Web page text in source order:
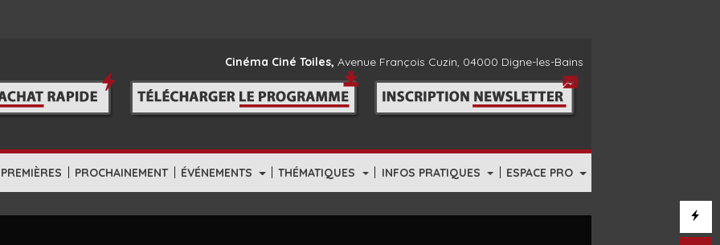
| PROCHAINEMENT | ÉVÉNEMENTS | THÉMATIQUES | INFOS PRATIQUES | ESPACE PRO
Cinéma Ciné Toiles, Avenue François Cuzin, 04000 Digne-les-Bains